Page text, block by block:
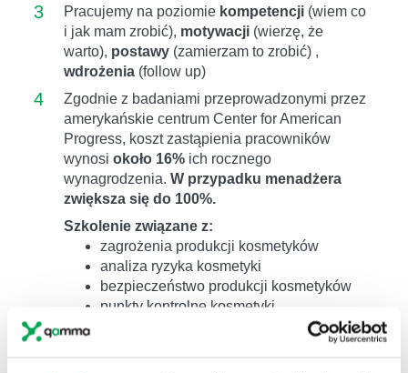
3 Pracujemy na poziomie kompetencji (wiem co
i jak mam zrobić), motywacji (wierzę, że
warto), postawy (zamierzam to zrobić) ,
wdrożenia (follow up)
4
Zgodnie z badaniami przeprowadzonymi przez
amerykańskie centrum Center for American
Progress, koszt zastąpienia pracowników
wynosi około 16% ich rocznego
wynagrodzenia. W przypadku menadżera
zwiększa się do 100%.
Szkolenie związane z:
zagrożenia produkcji kosmetyków
analiza ryzyka kosmetyki
bezpieczeństwo produkcji kosmetyków
punkty kontrolne kosmetyki